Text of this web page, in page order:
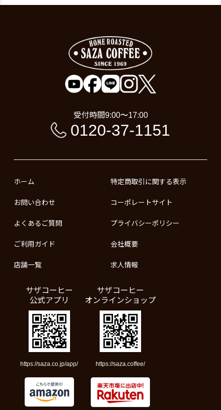
受付時間9:00〜17:00
0120-37-1151
ホーム
お問い合わせ
よくあるご質問
ご利用ガイド
店舗一覧
特定商取引に関する表示
コーポレートサイト
プライバシーポリシー
会社概要
求人情報
サザコーヒー
公式アプリ
https://saza.co.jp/app/
サザコーヒー
オンラインショップ
https://saza.coffee/